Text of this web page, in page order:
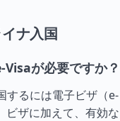
ナ入国
が必要ですか？
するには電子ビザ（e-
ビザに加えて、有効な